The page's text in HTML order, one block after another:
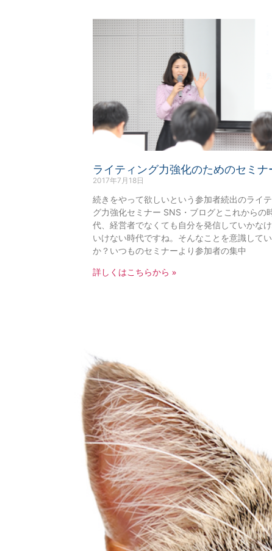
ライティング力強化のためのセミナ
2017年7月18日
続きをやって欲しいという参加者続出のライ
グ力強化セミナー SNS・ブログとこれからの
代、経営者でなくても自分を発信していかな
いけない時代ですね。そんなことを意識して
か？いつものセミナーより参加者の集中
詳しくはこちらから »